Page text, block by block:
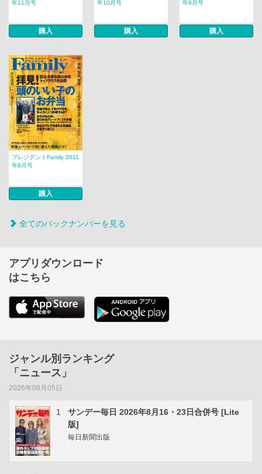
年11月号
購入
年10月号
購入
年9月号
購入
プレジデントFamily 2011
年8月号
購入
全てのバックナンバーを見る
アプリダウンロード
はこちら
ジャンル別ランキング
「ニュース」
2026年08月05日
1
サンデー毎日 2026年8月16・23日合併号 [Lite
版]
毎日新聞出版